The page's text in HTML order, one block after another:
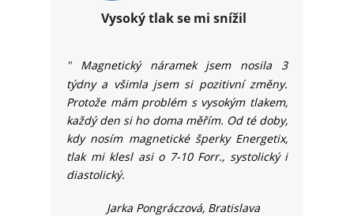
Vysoký tlak se mi snížil
" Magnetický náramek jsem nosila 3
týdny a všimla jsem si pozitivní změny.
Protože mám problém s vysokým tlakem,
každý den si ho doma měřím. Od té doby,
kdy nosím magnetické šperky Energetix,
tlak mi klesl asi o 7-10 Forr., systolický i
diastolický.
Jarka Pongráczová, Bratislava